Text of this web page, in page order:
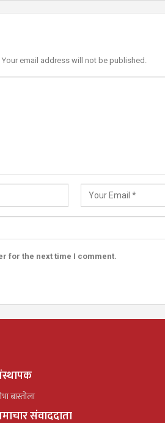
Your email address will not be published.
for the next time I comment.
बास्तोला
संवाददाता